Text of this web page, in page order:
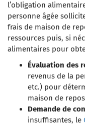
l’obligation
personne âgée
frais de maison de
ressources puis, si
alimentaires pour
Évaluation des
revenus de la
etc.) pour
maison de
Demande de
insuffisantes, le